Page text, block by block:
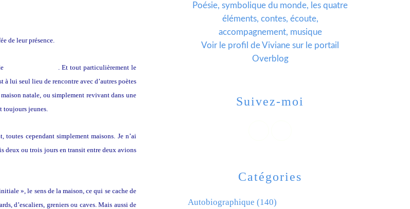
de leur présence.
. Et tout particulièrement le
à lui seul lieu de rencontre avec d’autres poètes
natale, ou simplement revivant dans une
toujours jeunes.
toutes cependant simplement maisons. Je n’ai
deux ou trois jours en transit entre deux avions
», le sens de la maison, ce qui se cache de
d’escaliers, greniers ou caves. Mais aussi de
Catégories
Autobiographique (140)
Poésie, symbolique du monde, les quatre
éléments, contes, écoute,
accompagnement, musique
Voir le profil deViviane sur le portail
Overblog
Suivez-moi